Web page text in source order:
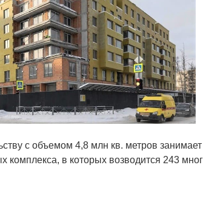
с объемом 4,8 млн кв. метров
комплекса, в которых возводится 243